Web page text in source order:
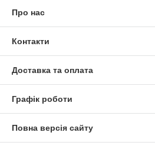
Про нас
Контакти
Доставка та оплата
Графік роботи
Повна версія сайту